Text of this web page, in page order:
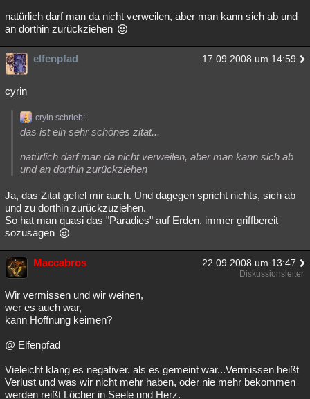
natürlich darf man da nicht verweilen, aber man kann sich ab und
an dorthin zurückziehen
elfenpfad 17.09.2008 um 14:59
cyrin
cryin schrieb:
das ist ein sehr schönes zitat...
natürlich darf man da nicht verweilen, aber man kann sich ab
und an dorthin zurückziehen
Ja, das Zitat gefiel mir auch. Und dagegen spricht nichts, sich ab
und zu dorthin zurückzuziehen.
So hat man quasi das "Paradies" auf Erden, immer griffbereit
sozusagen
Maccabros 22.09.2008 um 13:47
Diskussionsleiter
Wir vermissen und wir weinen,
wer es auch war,
kann Hoffnung keimen?
@ Elfenpfad
Vieleicht klang es negativer. als es gemeint war...Vermissen heißt
Verlust und was wir nicht mehr haben, oder nie mehr bekommen
werden reißt Löcher in Seele und Herz.